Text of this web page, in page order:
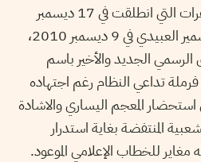
مع تطوّر نسق وحجم المظاهرات التي انطلقت في 17 ديسمبر
2010، استنجد بن علي بسمير العبيدي في 9 ديسمبر 2010،
الرسمي الجديد والأخير باسم
فرملة تداعي النظام رغم اجتهاده
استحضار المعجم اليساري والاشادة
المنتفضة بغاية استدرار
للخطاب الإعلامي الموعود.